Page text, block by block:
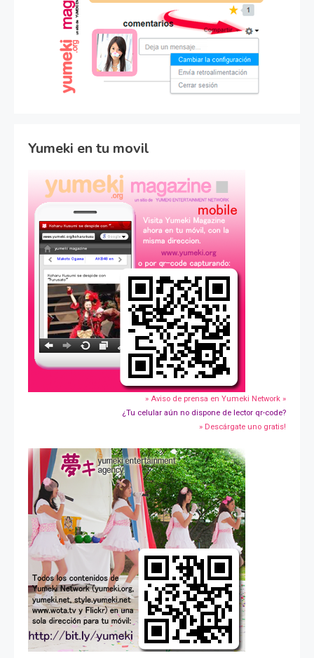
Yumeki en tu movil
» Aviso de prensa en Yumeki Network »
¿Tu celular aún no dispone de lector qr-code?
» Descárgate uno gratis!